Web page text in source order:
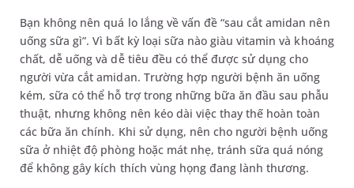
Bạn không nên quá lo lắng về vấn đề “sau cắt amidan nên
uống sữa gì”. Vì bất kỳ loại sữa nào giàu vitamin và khoáng
chất, dễ uống và dễ tiêu đều có thể được sử dụng cho
người vừa cắt amidan. Trường hợp người bệnh ăn uống
kém, sữa có thể hỗ trợ trong những bữa ăn đầu sau phẫu
thuật, nhưng không nên kéo dài việc thay thế hoàn toàn
các bữa ăn chính. Khi sử dụng, nên cho người bệnh uống
sữa ở nhiệt độ phòng hoặc mát nhẹ, tránh sữa quá nóng
để không gây kích thích vùng họng đang lành thương.